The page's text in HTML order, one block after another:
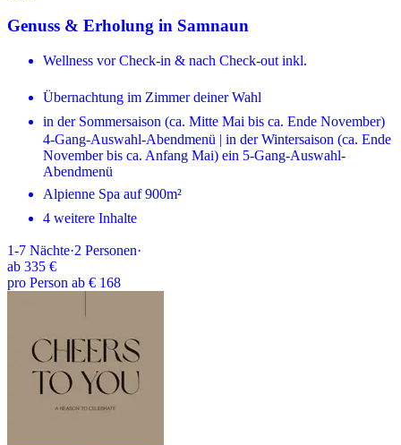
Genuss & Erholung in Samnaun
Wellness vor Check-in & nach Check-out inkl.
Übernachtung im Zimmer deiner Wahl
in der Sommersaison (ca. Mitte Mai bis ca. Ende November)
4-Gang-Auswahl-Abendmenü | in der Wintersaison (ca. Ende
November bis ca. Anfang Mai) ein 5-Gang-Auswahl-
Abendmenü
Alpienne Spa auf 900m²
4 weitere Inhalte
1-7 Nächte·2 Personen·
ab 335 €
pro Person ab € 168